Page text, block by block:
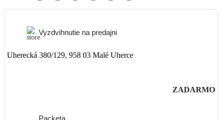
Vyzdvihnutie na predajni
Uherecká 380/129, 958 03 Malé Uherce
ZADARMO
Packeta